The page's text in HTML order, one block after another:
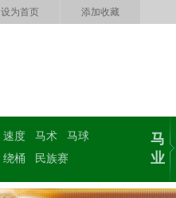
设为首页 添加收藏
速度 马术
马球
绕桶
民族赛
马
业